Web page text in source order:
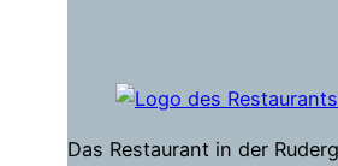
Das Restaurant in der